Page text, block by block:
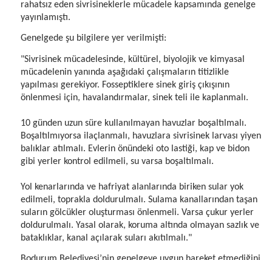
rahatsız eden sivrisineklerle mücadele kapsamında genelge
yayınlamıştı.
Genelgede şu bilgilere yer verilmişti:
"Sivrisinek mücadelesinde, kültürel, biyolojik ve kimyasal
mücadelenin yanında aşağıdaki çalışmaların titizlikle
yapılması gerekiyor. Fosseptiklere sinek giriş çıkışının
önlenmesi için, havalandırmalar, sinek teli ile kaplanmalı.
10 günden uzun süre kullanılmayan havuzlar boşaltılmalı.
Boşaltılmıyorsa ilaçlanmalı, havuzlara sivrisinek larvası yiyen
balıklar atılmalı. Evlerin önündeki oto lastiği, kap ve bidon
gibi yerler kontrol edilmeli, su varsa boşaltılmalı.
Yol kenarlarında ve hafriyat alanlarında biriken sular yok
edilmeli, toprakla doldurulmalı. Sulama kanallarından taşan
suların gölcükler oluşturması önlenmeli. Varsa çukur yerler
doldurulmalı. Yasal olarak, koruma altında olmayan sazlık ve
bataklıklar, kanal açılarak suları akıtılmalı."